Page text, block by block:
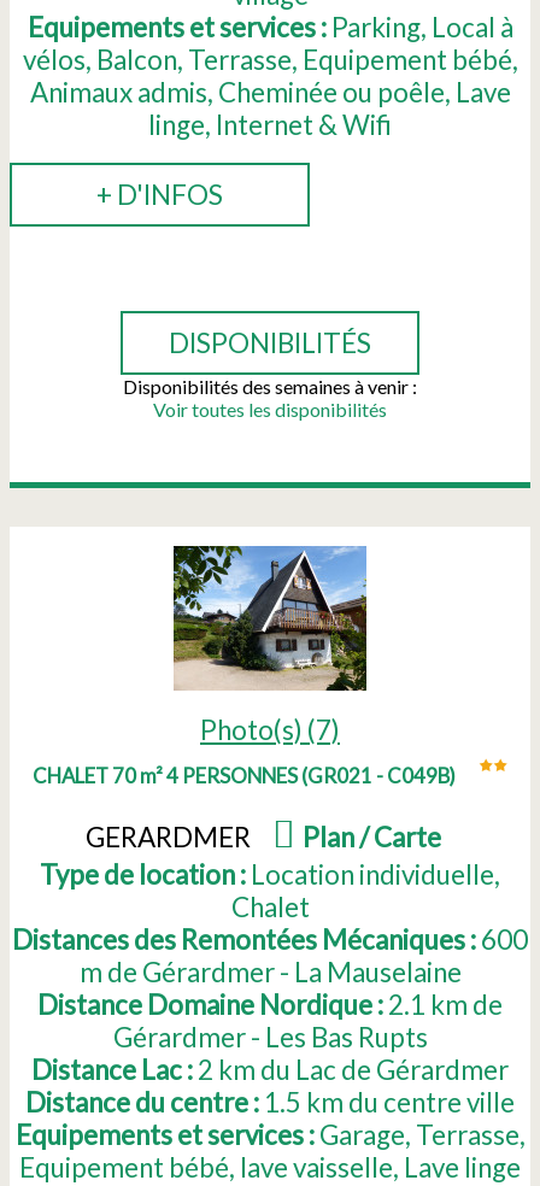
Equipements et services : Parking Local à
vélos Balcon Terrasse Equipement bébé
Animaux admis Cheminée ou poêle Lave
linge Internet & Wifi
+ D'INFOS
DISPONIBILITÉS
Disponibilités des semaines à venir :
Voir toutes les disponibilités
Photo(s) (7)
CHALET 70 m² 4 PERSONNES(GR021 - C049B)
GERARDMER Plan / Carte)
Type de location : Location individuelle
Chalet
Distances des Remontées Mécaniques :600
m de Gérardmer - La Mauselaine
Distance Domaine Nordique :2.1 km de
Gérardmer - Les Bas Rupts
Distance Lac :2 km du Lac de Gérardmer
Distance du centre : 1.5 km du centre ville
Equipements et services : Garage Terrasse
Equipement bébé lave vaisselle Lave linge